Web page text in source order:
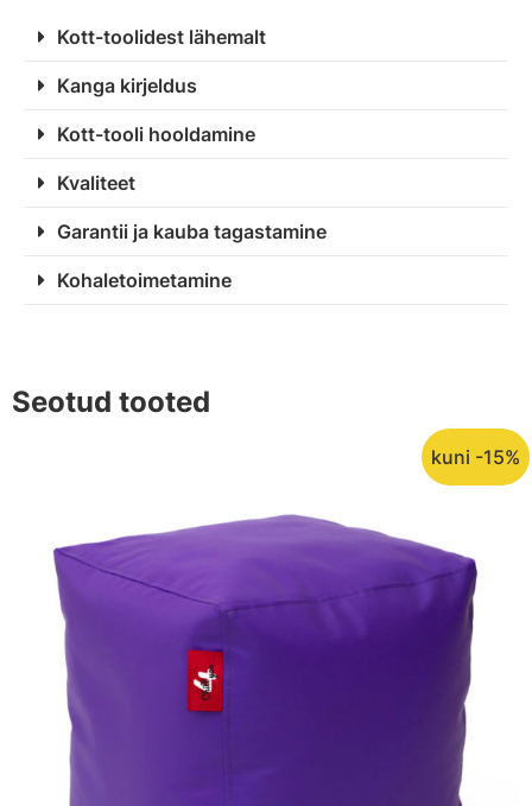
Kott-toolidest lähemalt
Kanga kirjeldus
Kott-tooli hooldamine
Kvaliteet
Garantii ja kauba tagastamine
Kohaletoimetamine
Seotud tooted
kuni -15%